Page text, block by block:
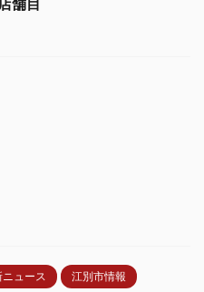
ュース 江別市情報